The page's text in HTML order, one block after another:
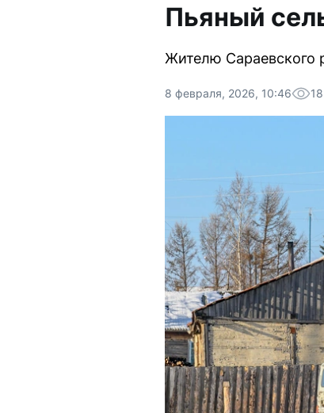
Пьяный
Жителю Сараевского
8 февраля, 2026, 10:46 18